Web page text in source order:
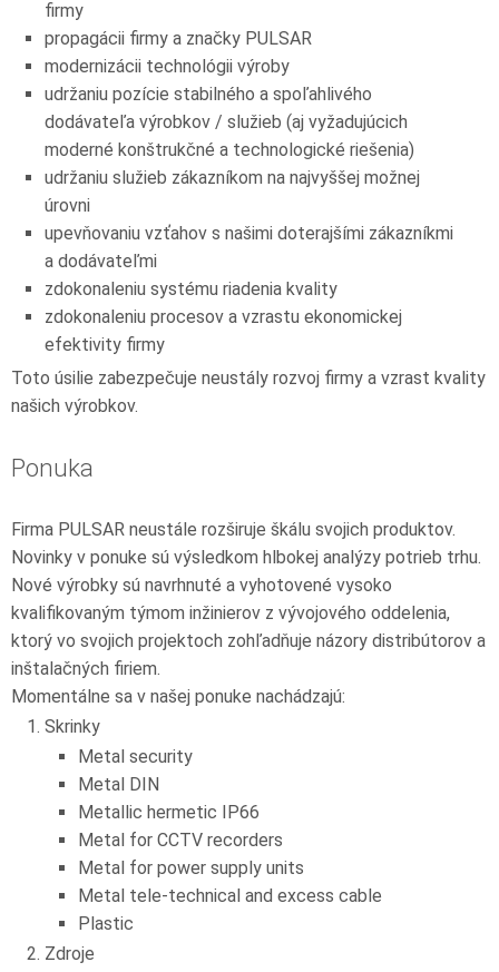
firmy
propagácii firmy a značky PULSAR
modernizácii technológii výroby
udržaniu pozície stabilného a spoľahlivého
dodávateľa výrobkov / služieb (aj vyžadujúcich
moderné konštrukčné a technologické riešenia)
udržaniu služieb zákazníkom na najvyššej možnej
úrovni
upevňovaniu vzťahov s našimi doterajšími zákazníkmi
a dodávateľmi
zdokonaleniu systému riadenia kvality
zdokonaleniu procesov a vzrastu ekonomickej
efektivity firmy
Toto úsilie zabezpečuje neustály rozvoj firmy a vzrast kvality
našich výrobkov.
Ponuka
Firma PULSAR neustále rozširuje škálu svojich produktov.
Novinky v ponuke sú výsledkom hlbokej analýzy potrieb trhu.
Nové výrobky sú navrhnuté a vyhotovené vysoko
kvalifikovaným týmom inžinierov z vývojového oddelenia,
ktorý vo svojich projektoch zohľadňuje názory distribútorov a
inštalačných firiem.
Momentálne sa v našej ponuke nachádzajú:
Skrinky
Metal security
Metal DIN
Metallic hermetic IP66
Metal for CCTV recorders
Metal for power supply units
Metal tele-technical and excess cable
Plastic
Zdroje